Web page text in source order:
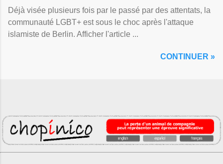
Déjà visée plusieurs fois par le passé par des attentats, la
communauté LGBT+ est sous le choc après l'attaque
islamiste de Berlin. Afficher l'article ...
CONTINUER »